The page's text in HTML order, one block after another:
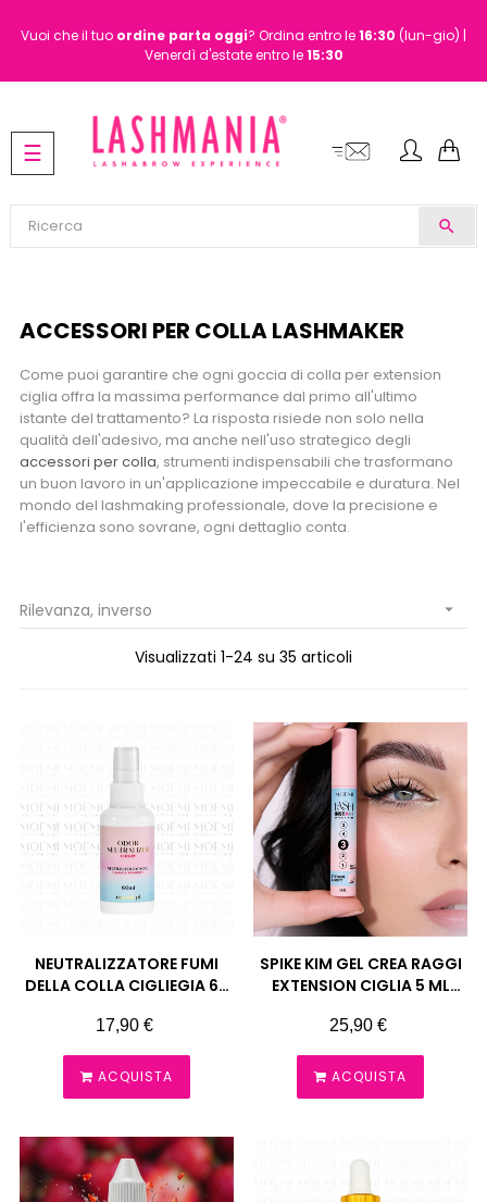
Vuoi che il tuo ordine parta oggi? Ordina entro le16:30 (lun-gio) |
Venerdì d'estate entro le15:30
search
navigazione
Toggle
☰
ACCESSORI PER COLLA LASHMAKER
Come puoi garantire che ogni goccia di colla per extension
ciglia offra la massima performance dal primo all'ultimo
istante del trattamento? La risposta risiede non solo nella
qualità dell'adesivo, ma anche nell'uso strategico degli
accessori per colla, strumenti indispensabili che trasformano
un buon lavoro in un'applicazione impeccabile e duratura. Nel
mondo del lashmaking professionale, dove la precisione e
l'efficienza sono sovrane, ogni dettaglio conta.
Rilevanza, inverso 
Visualizzati 1-24 su 35 articoli
NEUTRALIZZATORE FUMI
DELLA COLLA CIGLIEGIA 60
Prezzo
17,90 €
ACQUISTA
SPIKE KIM GEL CREA RAGGI
EXTENSION CIGLIA 5 ML
Prezzo
25,90 €
ACQUISTA